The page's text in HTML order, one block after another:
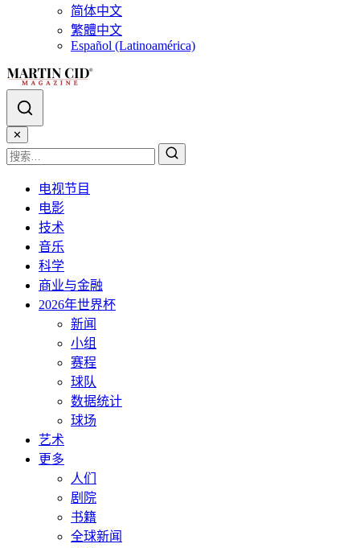
简体中文
繁體中文
Español (Latinoamérica)
✕
电视节目
电影
技术
音乐
科学
商业与金融
2026年世界杯
新闻
小组
赛程
球队
数据统计
球场
艺术
更多
人们
剧院
书籍
全球新闻